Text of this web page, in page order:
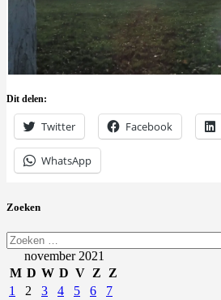
Dit delen:
Twitter Facebook
WhatsApp
Zoeken
Zoeken
naar:november 2021
M D W D V Z
Z
1
2 3 4 5 6
7